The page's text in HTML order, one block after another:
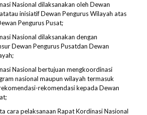
Nasional dilaksanakan oleh Dewan
inisiatif Dewan Pengurus Wilayah atas
Pengurus Pusat;
Nasional dilaksanakan dengan
Dewan Pengurus Pusatdan Dewan
Nasional bertujuan mengkoordinasi
nasional maupun wilayah termasuk
rekomendasi kepada Dewan
cara pelaksanaan Rapat Kordinasi Nasional